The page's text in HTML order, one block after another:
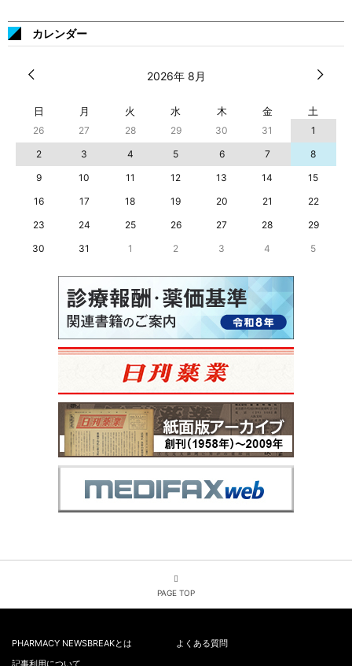
カレンダー
2026年 8月
日 月 火 水 木 金 土
26 27 28 29 30 31
1
2
3 4 5 6 7
8
9
10 11 12 13 14
15
16
17 18 19 20 21
22
23
24 25 26 27 28
29
30
31 1 2 3 4 5
PAGE TOP
PHARMACY NEWSBREAKとは
よくある質問